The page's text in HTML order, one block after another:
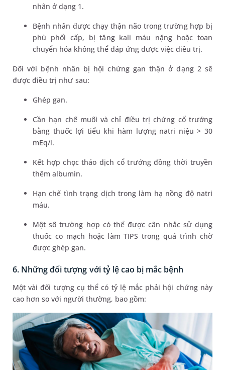
nhân ở dạng 1.
Bệnh nhân được chạy thận não trong trường hợp bị
phù phổi cấp, bị tăng kali máu nặng hoặc toan
chuyển hóa không thể đáp ứng được việc điều trị.
Đối với bệnh nhân bị hội chứng gan thận ở dạng 2 sẽ
được điều trị như sau:
Ghép gan.
Cần hạn chế muối và chỉ điều trị chứng cổ trướng
bằng thuốc lợi tiểu khi hàm lượng natri niệu > 30
mEq/l.
Kết hợp chọc tháo dịch cổ trướng đồng thời truyền
thêm albumin.
Hạn chế tình trạng dịch trong làm hạ nồng độ natri
máu.
Một số trường hợp có thể được cân nhắc sử dụng
thuốc co mạch hoặc làm TIPS trong quá trình chờ
được ghép gan.
6. Những đối tượng với tỷ lệ cao bị mắc bệnh
Một vài đối tượng cụ thể có tỷ lệ mắc phải hội chứng này
cao hơn so với người thường, bao gồm: